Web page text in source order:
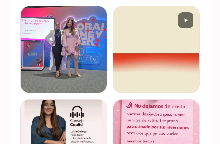
Felices de haber sido
invitadas, por cuarto año
consecutivo, a participar en
la Global Money Week, una
iniciativa que impulsa la
educación f…
VER EN
Del 17 al 22 de marzo se
lleva a cabo la Global
Money Week 2026 (Semana
Mundial del Dinero).
Finanzas en Tacones
somos parte de esta
VER EN